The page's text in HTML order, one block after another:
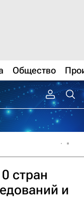
Общество
стран
и